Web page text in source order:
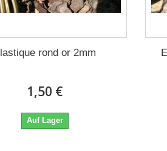
rond or 2mm
1,50 €
Auf Lager